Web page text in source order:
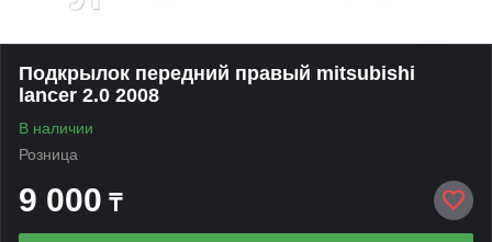
Подкрылок передний правый mitsubishi
lancer 2.0 2008
В наличии
Розница
9 000 ₸